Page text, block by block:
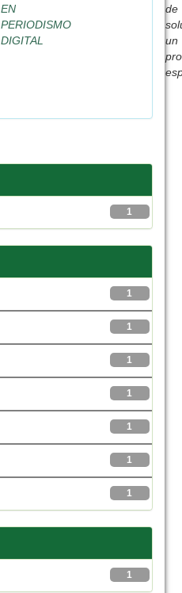
EN
PERIODISMO
DIGITAL
de
un
1
1
1
1
1
1
1
1
1